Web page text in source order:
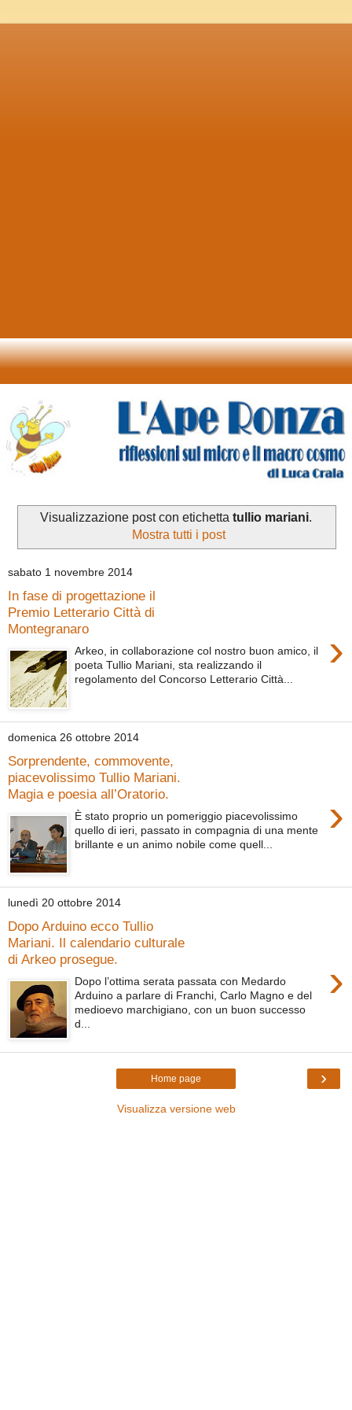
Visualizzazione post con etichetta tullio mariani.
Mostra tutti i post
sabato 1 novembre 2014
In fase di progettazione il
Premio Letterario Città di
Montegranaro
›
Arkeo, in collaborazione col nostro buon amico, il
poeta Tullio Mariani, sta realizzando il
regolamento del Concorso Letterario Città...
domenica 26 ottobre 2014
Sorprendente, commovente,
piacevolissimo Tullio Mariani.
Magia e poesia all’Oratorio.
›
È stato proprio un pomeriggio piacevolissimo
quello di ieri, passato in compagnia di una mente
brillante e un animo nobile come quell...
lunedì 20 ottobre 2014
Dopo Arduino ecco Tullio
Mariani. Il calendario culturale
di Arkeo prosegue.
›
Dopo l’ottima serata passata con Medardo
Arduino a parlare di Franchi, Carlo Magno e del
medioevo marchigiano, con un buon successo
d...
›
Home page
Visualizza versione web